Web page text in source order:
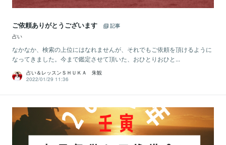
ご依頼ありがとうございます
記事
占い
なかなか、検索の上位にはなれませんが、それでもご依頼を頂けるように
なってきました。今まで鑑定させて頂いた、おひとりおひと...
占い＆レッスンＳＨＵＫＡ 朱観
2022/01/29 11:36